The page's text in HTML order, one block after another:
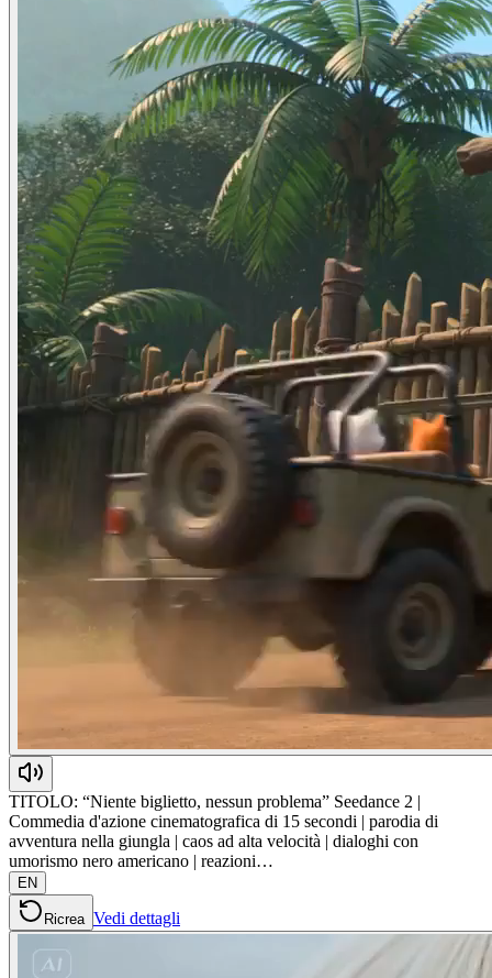
TITOLO: “Niente biglietto, nessun problema” Seedance 2 |
Commedia d'azione cinematografica di 15 secondi | parodia di
avventura nella giungla | caos ad alta velocità | dialoghi con
umorismo nero americano | reazioni…
EN
Ricrea Vedi dettagli